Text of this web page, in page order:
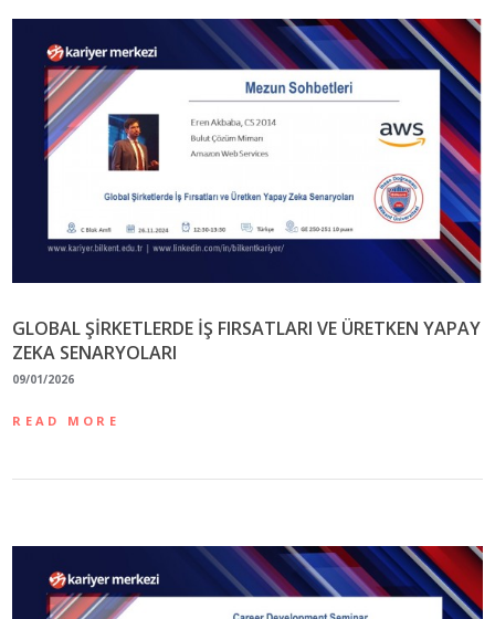
GLOBAL ŞİRKETLERDE İŞ FIRSATLARI VE ÜRETKEN YAPAY
ZEKA SENARYOLARI
09/01/2026
READ MORE